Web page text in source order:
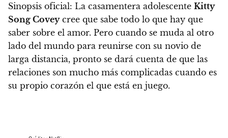
Sinopsis oficial: La casamentera adolescente Kitty
Song Coveycree que sabe todo lo que hay que
saber sobre el amor. Pero cuando se muda al otro
lado del mundo para reunirse con su novio de
larga distancia, pronto se dará cuenta de que las
relaciones son mucho más complicadas cuando es
su propio corazón el que está en juego.